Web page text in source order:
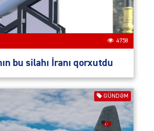
4758
bu silahı İranı qorxutdu
GÜNDƏM